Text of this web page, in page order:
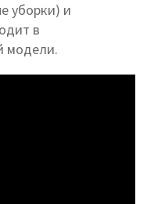
уборки) и
в
модели.